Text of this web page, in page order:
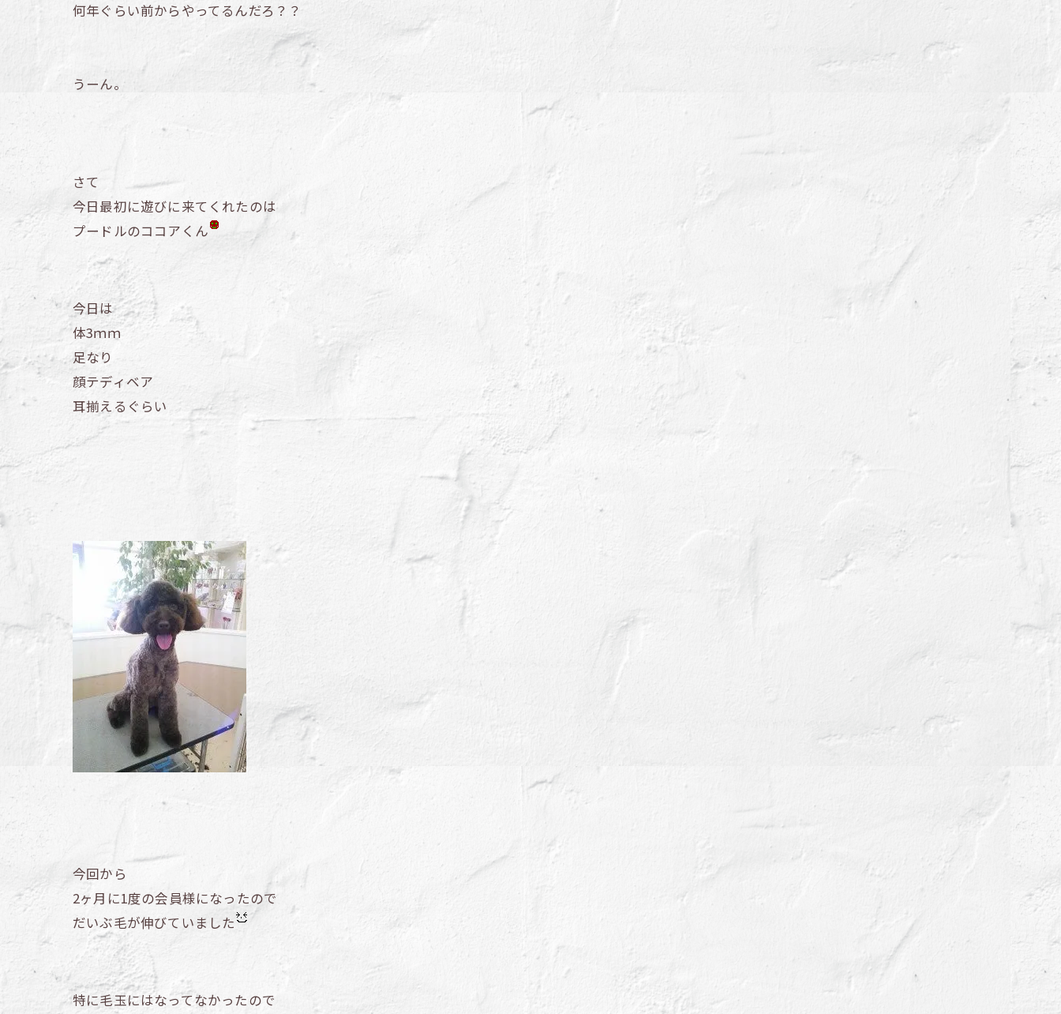
何年ぐらい前からやってるんだろ？？
うーん。
さて
今日最初に遊びに来てくれたのは
プードルのココアくん
今日は
体3ｍｍ
足なり
顔テディベア
耳揃えるぐらい
今回から
2ヶ月に1度の会員様になったので
だいぶ毛が伸びていました
特に毛玉にはなってなかったので